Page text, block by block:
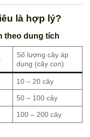
là hợp lý?
theo dung tích
Số lượng cây áp
dụng (cây con)
10 – 20 cây
50 – 100 cây
100 – 200 cây